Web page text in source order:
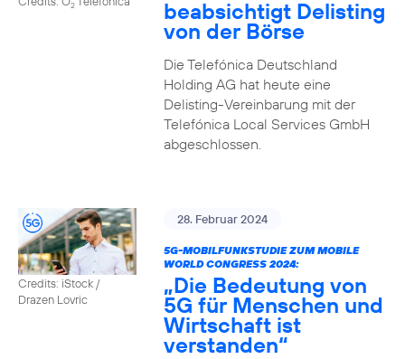
2 beabsichtigt Delisting
von der Börse
Die Telefónica Deutschland
Holding AG hat heute eine
Delisting-Vereinbarung mit der
Telefónica Local Services GmbH
abgeschlossen.
Credits: iStock /
Drazen Lovric
28. Februar 2024
5G-MOBILFUNKSTUDIE ZUM MOBILE
WORLD CONGRESS 2024:
„Die Bedeutung von
5G für Menschen und
Wirtschaft ist
verstanden“